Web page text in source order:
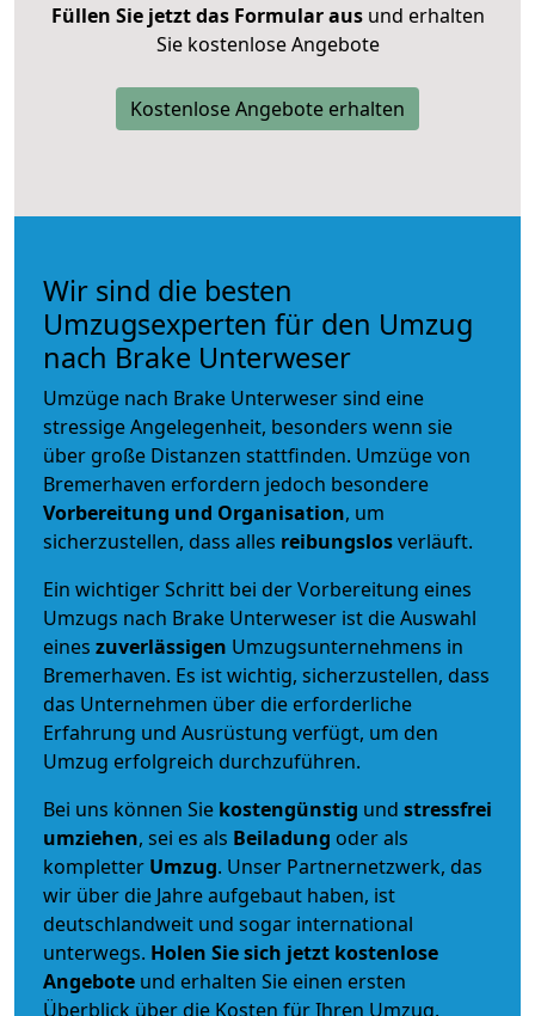
Füllen Sie jetzt das Formular ausund erhalten
Sie kostenlose Angebote
Kostenlose Angebote erhalten
Wir sind die besten
Umzugsexperten für den Umzug
nach Brake Unterweser
Umzüge nach Brake Unterweser sind eine
stressige Angelegenheit, besonders wenn sie
über große Distanzen stattfinden. Umzüge von
Bremerhaven erfordern jedoch besondere
Vorbereitung und Organisation, um
sicherzustellen, dass alles reibungslosverläuft.
Ein wichtiger Schritt bei der Vorbereitung eines
Umzugs nach Brake Unterweser ist die Auswahl
eines zuverlässigen Umzugsunternehmens in
Bremerhaven. Es ist wichtig, sicherzustellen, dass
das Unternehmen über die erforderliche
Erfahrung und Ausrüstung verfügt, um den
Umzug erfolgreich durchzuführen.
Bei uns können Sie kostengünstig und stressfrei
umziehen, sei es als Beiladung oder als
kompletter Umzug. Unser Partnernetzwerk, das
wir über die Jahre aufgebaut haben, ist
deutschlandweit und sogar international
unterwegs. Holen Sie sich jetzt kostenlose
Angebote und erhalten Sie einen ersten
Überblick über die Kosten für Ihren Umzug.